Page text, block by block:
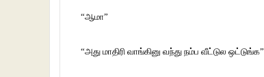
“ஆமா”
“அது மாதிரி வாங்கினு வந்து நம்ப வீட்டுல ஒட்டுங்க”